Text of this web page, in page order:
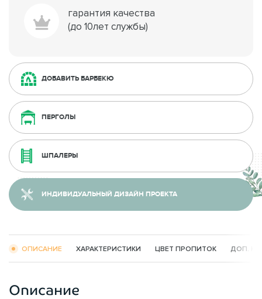
гарантия качества
(до 10лет службы)
ДОБАВИТЬ БАРБЕКЮ
ПЕРГОЛЫ
ШПАЛЕРЫ
ИНДИВИДУАЛЬНЫЙ ДИЗАЙН ПРОЕКТА
ОПИСАНИЕ ХАРАКТЕРИСТИКИ ЦВЕТ ПРОПИТОК ДОП.
Описание